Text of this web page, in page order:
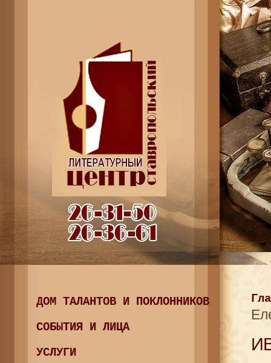
ДОМ ТАЛАНТОВ И ПОКЛОННИКОВ
СОБЫТИЯ И ЛИЦА
УСЛУГИ